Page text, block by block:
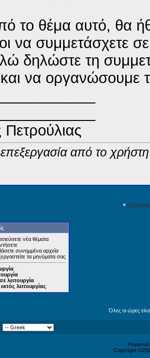
το θέμα αυτό, θα
να συμμετάσχετε
δηλώστε τη
να οργανώσουμε
Πετρούλιας
επεξεργασία από το
«
νέα θέματα
συνημμένα αρχεία
τα μηνύματα σας
σε λειτουργία
εκτός λειτουργίας
Όλες οι ώρες
Copyright